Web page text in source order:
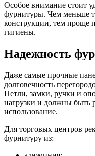
Особое внимание стоит
фурнитуры. Чем меньше
конструкции, тем проще
гигиены.
Надежность
Даже самые прочные
долговечность
Петли, замки, ручки и
нагрузки и должны быть
использование.
Для торговых центров
фурнитуру из: